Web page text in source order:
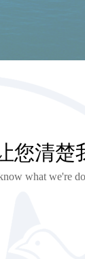
您清楚
what we're